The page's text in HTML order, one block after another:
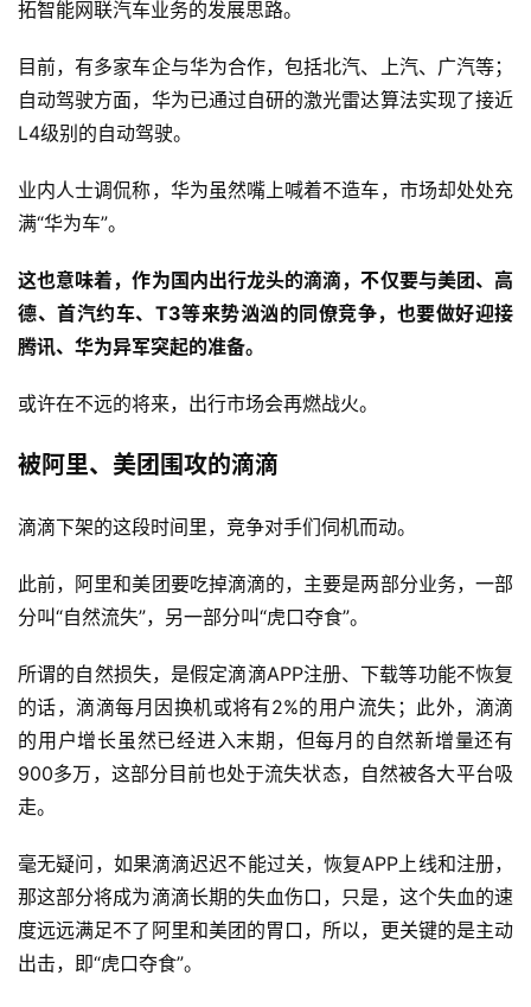
拓智能网联汽车业务的发展思路。
目前，有多家车企与华为合作，包括北汽、上汽、广汽等；
自动驾驶方面，华为已通过自研的激光雷达算法实现了接近
L4级别的自动驾驶。
业内人士调侃称，华为虽然嘴上喊着不造车，市场却处处充
满“华为车”。
这也意味着，作为国内出行龙头的滴滴，不仅要与美团、高
德、首汽约车、T3等来势汹汹的同僚竞争，也要做好迎接
腾讯、华为异军突起的准备。
或许在不远的将来，出行市场会再燃战火。
被阿里、美团围攻的滴滴
滴滴下架的这段时间里，竞争对手们伺机而动。
此前，阿里和美团要吃掉滴滴的，主要是两部分业务，一部
分叫“自然流失”，另一部分叫“虎口夺食”。
所谓的自然损失，是假定滴滴APP注册、下载等功能不恢复
的话，滴滴每月因换机或将有2%的用户流失；此外，滴滴
的用户增长虽然已经进入末期，但每月的自然新增量还有
900多万，这部分目前也处于流失状态，自然被各大平台吸
走。
毫无疑问，如果滴滴迟迟不能过关，恢复APP上线和注册，
那这部分将成为滴滴长期的失血伤口，只是，这个失血的速
度远远满足不了阿里和美团的胃口，所以，更关键的是主动
出击，即“虎口夺食”。